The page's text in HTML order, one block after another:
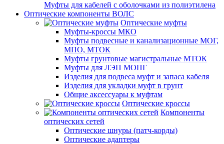
Муфты для кабелей с оболочками из полиэтилена
Оптические компоненты ВОЛС
Оптические муфты
Муфты-кроссы МКО
Муфты подвесные и канализационные МОГ,
МПО, МТОК
Муфты грунтовые магистральные МТОК
Муфты для ЛЭП МОПГ
Изделия для подвеса муфт и запаса кабеля
Изделия для укладки муфт в грунт
Общие аксессуары к муфтам
Оптические кроссы
Компоненты
оптических сетей
Оптические шнуры (патч-корды)
Оптические адаптеры